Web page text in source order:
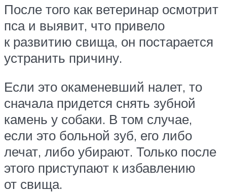
После того как ветеринар осмотрит
пса и выявит, что привело
к развитию свища, он постарается
устранить причину.
Если это окаменевший налет, то
сначала придется снять зубной
камень у собаки. В том случае,
если это больной зуб, его либо
лечат, либо убирают. Только после
этого приступают к избавлению
от свища.